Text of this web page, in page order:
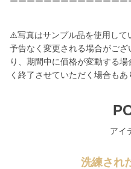
⚠️写真はサンプル品を使用して
予告なく変更される場合がご
り、期間中に価格が変動する
く終了させていただく場合もあ
アイ
洗練され